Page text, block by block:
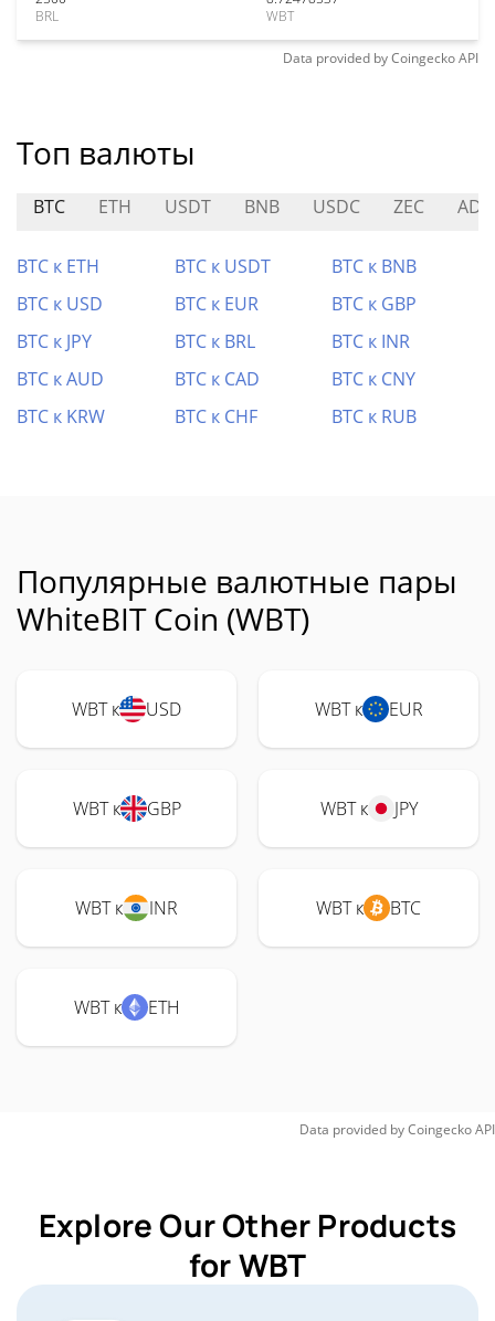
BRL
WBT
Data provided byCoingeckoAPI
Топ валюты
BTC ETH USDT BNB USDC ZEC ADA
BTC к ETH BTC к USDT
BTC к BNB
BTC к USD
BTC к EUR
BTC к GBP
BTC к JPY
BTC к BRL
BTC к INR
BTC к AUD
BTC к CAD
BTC к CNY
BTC к KRW
BTC к CHF BTC к RUB
Популярные валютные пары
WhiteBIT Coin (WBT)
WBT к USD WBT к EUR
WBT к GBP WBT к JPY
WBT к INR WBT к BTC
WBT к ETH
Data provided byCoingeckoAPI
Explore Our Other Products
for WBT